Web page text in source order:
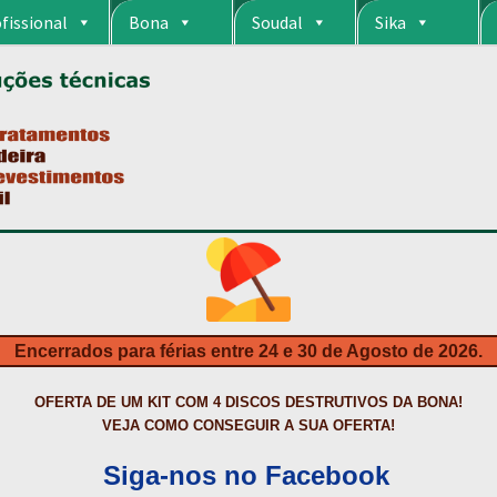
Bona Soudal Sika
CARRINHO CART
DA BONA?
HIDROFUGANTES
PRODUTOS ECOLÓGICOS CERTIFICADOS
DE BETÃO COM FERRO À VISTA REVESTIMENTO DE TANQUES E
TERMOS E CONDIÇÕESTINTA PROTEÇÃOTINTASTRATAMENTO
Encerrados para férias entre 24 e 30 de Agosto de 2026.
OFERTA DE UM KIT COM 4 DISCOS DESTRUTIVOS DA BONA!
VEJA COMO CONSEGUIR A SUA OFERTA!
Siga-nos no Facebook